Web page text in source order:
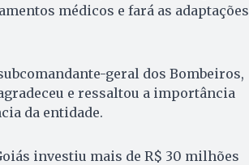
médicos e fará as adaptações
geral dos Bombeiros,
e ressaltou a importância
da entidade.
investiu mais de R$ 30 milhões